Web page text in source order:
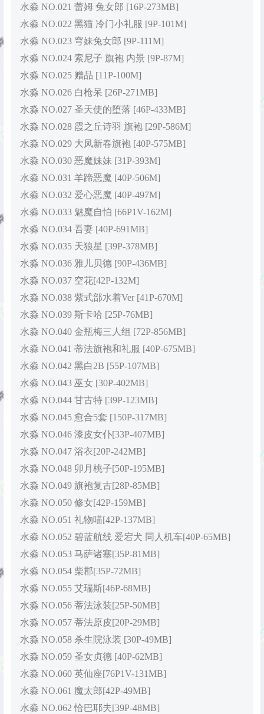
水淼 NO.021 蕾姆 兔女郎 [16P-273MB]
水淼 NO.022 黑猫 冷门小礼服 [9P-101M]
水淼 NO.023 穹妹兔女郎 [9P-111M]
水淼 NO.024 索尼子 旗袍 内景 [9P-87M]
水淼 NO.025 赠品 [11P-100M]
水淼 NO.026 白枪呆 [26P-271MB]
水淼 NO.027 圣天使的堕落 [46P-433MB]
水淼 NO.028 霞之丘诗羽 旗袍 [29P-586M]
水淼 NO.029 大凤新春旗袍 [40P-575MB]
水淼 NO.030 恶魔妹妹 [31P-393M]
水淼 NO.031 羊蹄恶魔 [40P-506M]
水淼 NO.032 爱心恶魔 [40P-497M]
水淼 NO.033 魅魔自怕 [66P1V-162M]
水淼 NO.034 吾妻 [40P-691MB]
水淼 NO.035 天狼星 [39P-378MB]
水淼 NO.036 雅儿贝德 [90P-436MB]
水淼 NO.037 空花[42P-132M]
水淼 NO.038 紫式部水着Ver [41P-670M]
水淼 NO.039 斯卡哈 [25P-76MB]
水淼 NO.040 金瓶梅三人组 [72P-856MB]
水淼 NO.041 蒂法旗袍和礼服 [40P-675MB]
水淼 NO.042 黑白2B [55P-107MB]
水淼 NO.043 巫女 [30P-402MB]
水淼 NO.044 甘古特 [39P-123MB]
水淼 NO.045 愈合5套 [150P-317MB]
水淼 NO.046 漆皮女仆[33P-407MB]
水淼 NO.047 浴衣[20P-242MB]
水淼 NO.048 卯月桃子[50P-195MB]
水淼 NO.049 旗袍复古[28P-85MB]
水淼 NO.050 修女[42P-159MB]
水淼 NO.051 礼物喵[42P-137MB]
水淼 NO.052 碧蓝航线 爱宕犬 同人机车[40P-65MB]
水淼 NO.053 马萨诸塞[35P-81MB]
水淼 NO.054 柴郡[35P-72MB]
水淼 NO.055 艾瑞斯[46P-68MB]
水淼 NO.056 蒂法泳装[25P-50MB]
水淼 NO.057 蒂法原皮[20P-29MB]
水淼 NO.058 杀生院泳装 [30P-49MB]
水淼 NO.059 圣女贞德 [40P-62MB]
水淼 NO.060 英仙座[76P1V-131MB]
水淼 NO.061 魔太郎[42P-49MB]
水淼 NO.062 恰巴耶夫[39P-48MB]